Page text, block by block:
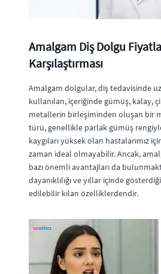
Amalgam Diş Dolgu
Karşılaştırması
Amalgam dolgular, diş tedavisinde
kullanılan, içeriğinde gümüş, kalay,
metallerin birleşiminden oluşan bir
türü, genellikle parlak gümüş
kaygıları yüksek olan hastalarımız
zaman ideal olmayabilir. Ancak,
bazı önemli avantajları da
dayanıklılığı ve yıllar içinde
edilebilir kılan özelliklerdendir.